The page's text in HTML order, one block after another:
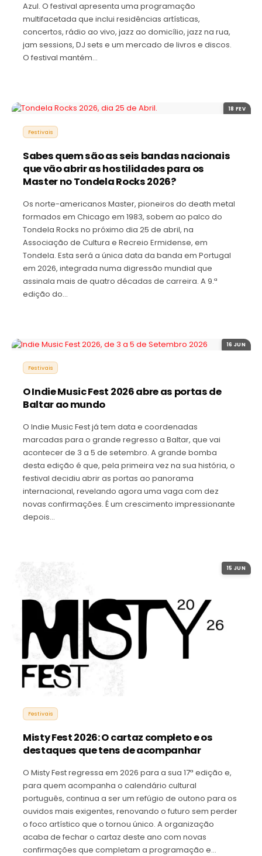
Azul. O festival apresenta uma programação
multifacetada que inclui residências artísticas,
concertos, rádio ao vivo, jazz ao domicílio, jazz na rua,
jam sessions, DJ sets e um mercado de livros e discos.
O festival mantém…
18 FEV
Festivais
Sabes quem são as seis bandas nacionais
que vão abrir as hostilidades para os
Master no Tondela Rocks 2026?
Os norte-americanos Master, pioneiros do death metal
formados em Chicago em 1983, sobem ao palco do
Tondela Rocks no próximo dia 25 de abril, na
Associação de Cultura e Recreio Ermidense, em
Tondela. Esta será a única data da banda em Portugal
em 2026, integrada numa digressão mundial que
assinala mais de quatro décadas de carreira. A 9.ª
edição do…
16 JUN
Festivais
O Indie Music Fest 2026 abre as portas de
Baltar ao mundo
O Indie Music Fest já tem data e coordenadas
marcadas para o grande regresso a Baltar, que vai
acontecer de 3 a 5 de setembro. A grande bomba
desta edição é que, pela primeira vez na sua história, o
festival decidiu abrir as portas ao panorama
internacional, revelando agora uma vaga com dez
novas confirmações. É um crescimento impressionante
depois…
15 JUN
Festivais
Misty Fest 2026: O cartaz completo e os
destaques que tens de acompanhar
O Misty Fest regressa em 2026 para a sua 17ª edição e,
para quem acompanha o calendário cultural
português, continua a ser um refúgio de outono para os
ouvidos mais exigentes, renovando o futuro sem perder
o foco artístico que o tornou único. A organização
acaba de fechar o cartaz deste ano com novas
confirmações que completam a programação e…